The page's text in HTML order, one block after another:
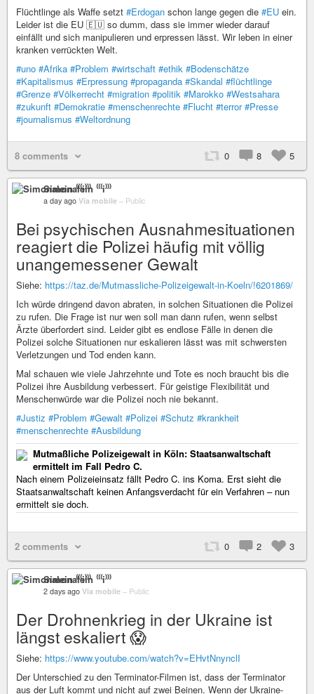
Flüchtlinge als Waffe setzt #Erdogan schon lange gegen die #EU ein.
Leider ist die EU 🇪🇺 so dumm, dass sie immer wieder darauf
einfällt und sich manipulieren und erpressen lässt. Wir leben in einer
kranken verrückten Welt.
#uno #Afrika #Problem #wirtschaft #ethik #Bodenschätze
#Kapitalismus #Erpressung #propaganda #Skandal #flüchtlinge
#Grenze #Völkerrecht #migration #politik #Marokko #Westsahara
#zukunft #Demokratie #menschenrechte #Flucht #terror #Presse
#journalismus #Weltordnung
8 comments 0 8 5
Simonalein ⁽⁽⁽i⁾⁾⁾
a day ago Via mobile – Public
Bei psychischen Ausnahmesituationen
reagiert die Polizei häufig mit völlig
unangemessener Gewalt
Siehe: https://taz.de/Mutmassliche-Polizeigewalt-in-Koeln/!6201869/
Ich würde dringend davon abraten, in solchen Situationen die Polizei
zu rufen. Die Frage ist nur wen soll man dann rufen, wenn selbst
Ärzte überfordert sind. Leider gibt es endlose Fälle in denen die
Polizei solche Situationen nur eskalieren lässt was mit schwersten
Verletzungen und Tod enden kann.
Mal schauen wie viele Jahrzehnte und Tote es noch braucht bis die
Polizei ihre Ausbildung verbessert. Für geistige Flexibilität und
Menschenwürde war die Polizei noch nie bekannt.
#Justiz #Problem #Gewalt #Polizei #Schutz #krankheit
#menschenrechte #Ausbildung
Mutmaßliche Polizeigewalt in Köln: Staatsanwaltschaft
ermittelt im Fall Pedro C.
Nach einem Polizeieinsatz fällt Pedro C. ins Koma. Erst sieht die
Staatsanwaltschaft keinen Anfangsverdacht für ein Verfahren – nun
ermittelt sie doch.
2 comments 0 2 3
Simonalein ⁽⁽⁽i⁾⁾⁾
2 days ago Via mobile – Public
Der Drohnenkrieg in der Ukraine ist
längst eskaliert 😱
Siehe: https://www.youtube.com/watch?v=EHvtNnynclI
Der Unterschied zu den Terminator-Filmen ist, dass der Terminator
aus der Luft kommt und nicht auf zwei Beinen. Wenn der Ukraine-